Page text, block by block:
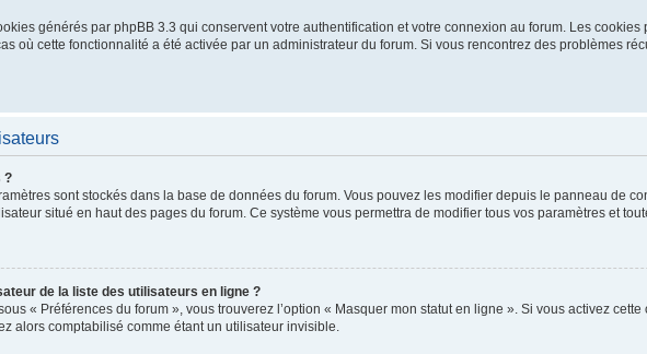
générés par phpBB 3.3 qui conservent votre authentification et votre connexion au forum. Les
où cette fonctionnalité a été activée par un administrateur du forum. Si vous rencontrez des problèmes
?
sont stockés dans la base de données du forum. Vous pouvez les modifier depuis le panneau de
situé en haut des pages du forum. Ce système vous permettra de modifier tous vos paramètres et
de la liste des utilisateurs en ligne ?
« Préférences du forum », vous trouverez l’option « Masquer mon statut en ligne ». Si vous activez
alors comptabilisé comme étant un utilisateur invisible.